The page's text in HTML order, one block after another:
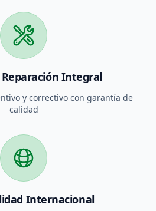
Integral
y correctivo con garantía de
calidad
Internacional